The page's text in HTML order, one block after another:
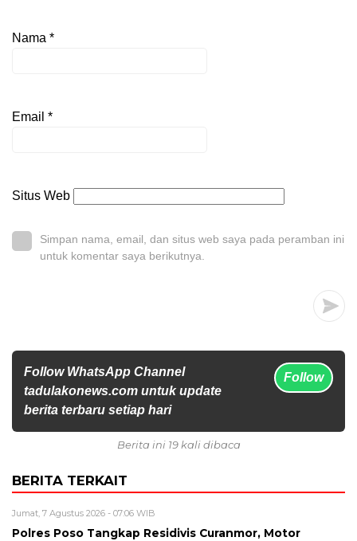
Nama *
Email *
Situs Web
Simpan nama, email, dan situs web saya pada peramban ini
untuk komentar saya berikutnya.
Follow WhatsApp Channel
tadulakonews.com untuk update
berita terbaru setiap hari
Follow
Berita ini 19 kali dibaca
BERITA TERKAIT
Jumat, 7 Agustus 2026 - 07:06 WIB
Polres Poso Tangkap Residivis Curanmor, Motor